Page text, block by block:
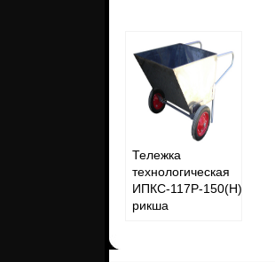
Тележка
технологическая
ИПКС-117Р-150(Н)
рикша